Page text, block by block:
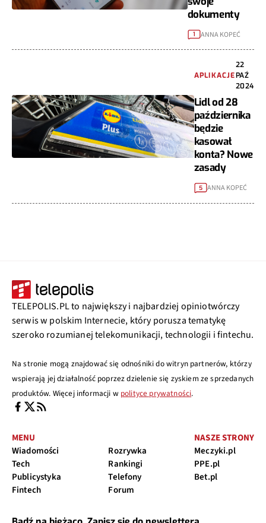
dokumenty
1 ANNA KOPEĆ
APLIKACJE
22
PAŹ
2024
Lidl od 28
października
będzie
kasował
konta? Nowe
zasady
5 ANNA KOPEĆ
TELEPOLIS.PL to największy i najbardziej opiniotwórczy
serwis w polskim Internecie, który porusza tematykę
szeroko rozumianej telekomunikacji, technologii i fintechu.
Na stronie mogą znajdować się odnośniki do witryn partnerów, którzy
wspierają jej działalność poprzez dzielenie się zyskiem ze sprzedanych
produktów. Więcej informacji w polityce prywatności.
MENU
Wiadomości
Tech
Publicystyka
Fintech
Rozrywka
Rankingi
Telefony
Forum
NASZE STRONY
Meczyki.pl
PPE.pl
Bet.pl